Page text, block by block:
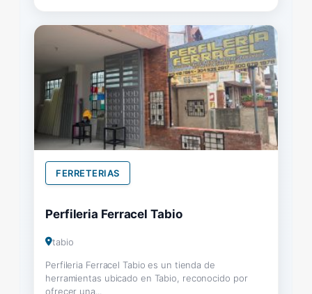
FERRETERIAS
Perfileria Ferracel Tabio
tabio
Perfileria Ferracel Tabio es un tienda de
herramientas ubicado en Tabio, reconocido por
ofrecer una...